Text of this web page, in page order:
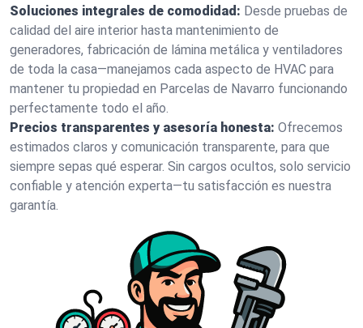
Soluciones integrales de comodidad: Desde pruebas de
calidad del aire interior hasta mantenimiento de
generadores, fabricación de lámina metálica y ventiladores
de toda la casa—manejamos cada aspecto de HVAC para
mantener tu propiedad en Parcelas de Navarro funcionando
perfectamente todo el año.
Precios transparentes y asesoría honesta: Ofrecemos
estimados claros y comunicación transparente, para que
siempre sepas qué esperar. Sin cargos ocultos, solo servicio
confiable y atención experta—tu satisfacción es nuestra
garantía.